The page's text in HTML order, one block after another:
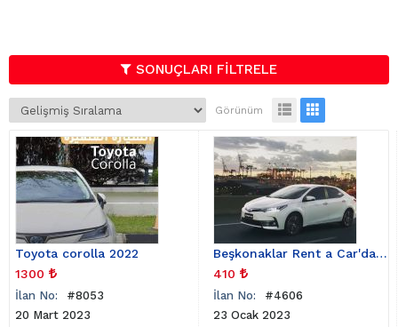
SONUÇLARI FİLTRELE
Görünüm
Toyota corolla 2022
1300
İlan No:
#8053
20 Mart 2023
Beşkonaklar Rent a Car'dan Toyota Corolla
410
İlan No:
#4606
23 Ocak 2023